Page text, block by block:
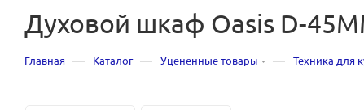
Духовой шкаф Oasis D-
Главная — Каталог — Уцененные товары — Техника для